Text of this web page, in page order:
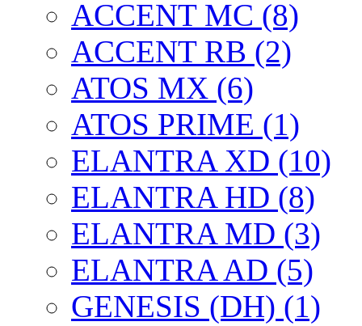
ACCENT MC (8)
ACCENT RB (2)
ATOS MX (6)
ATOS PRIME (1)
ELANTRA XD (10)
ELANTRA HD (8)
ELANTRA MD (3)
ELANTRA AD (5)
GENESIS (DH) (1)